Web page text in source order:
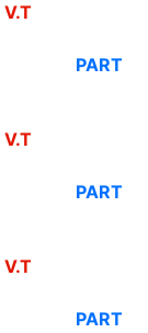
V.T
PART
V.T
PART
V.T
PART